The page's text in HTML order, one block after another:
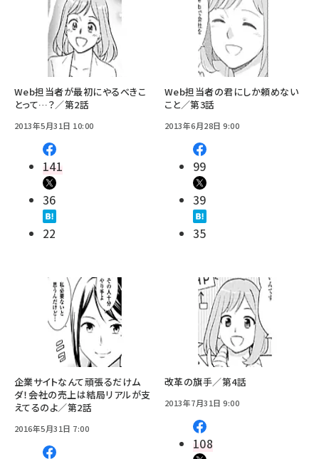
Web担当者が最初にやるべきこ
とって…？／第2話
2013年5月31日 10:00
141
36
22
Web担当者の君にしか頼めない
こと／第3話
2013年6月28日 9:00
99
39
35
企業サイトなんて頑張るだけム
ダ！――会社の売上は結局リアルが支
えてるのよ／第2話
2016年5月31日 7:00
改革の旗手／第4話
2013年7月31日 9:00
108